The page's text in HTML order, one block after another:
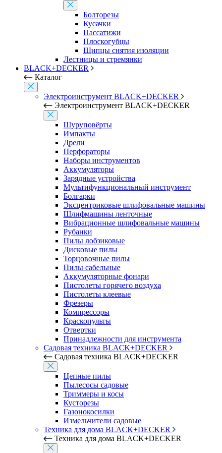
Болторезы
Кусачки
Пассатижи
Плоскогубцы
Щипцы снятия изоляции
Лестницы и стремянки
BLACK+DECKER
Каталог
Электроинструмент BLACK+DECKER
Электроинструмент BLACK+DECKER
Шуруповёрты
Импакты
Дрели
Перфораторы
Наборы инструментов
Аккумуляторы
Зарядные устройства
Мультифункциональный инструмент
Болгарки
Эксцентриковые шлифовальные машины
Шлифмашины ленточные
Вибрационные шлифовальные машины
Рубанки
Пилы лобзиковые
Дисковые пилы
Торцовочные пилы
Пилы сабельные
Аккумуляторные фонари
Пистолеты горячего воздуха
Пистолеты клеевые
Фрезеры
Компрессоры
Краскопульты
Отвертки
Принадлежности для инструмента
Садовая техника BLACK+DECKER
Садовая техника BLACK+DECKER
Цепные пилы
Пылесосы садовые
Триммеры и косы
Кусторезы
Газонокосилки
Измельчители садовые
Техника для дома BLACK+DECKER
Техника для дома BLACK+DECKER